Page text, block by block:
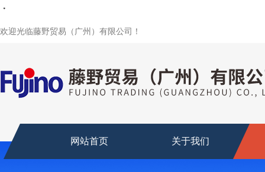
欢迎光临藤野贸易（广州）有限公司！
网站首页 关于我们
・・・・・